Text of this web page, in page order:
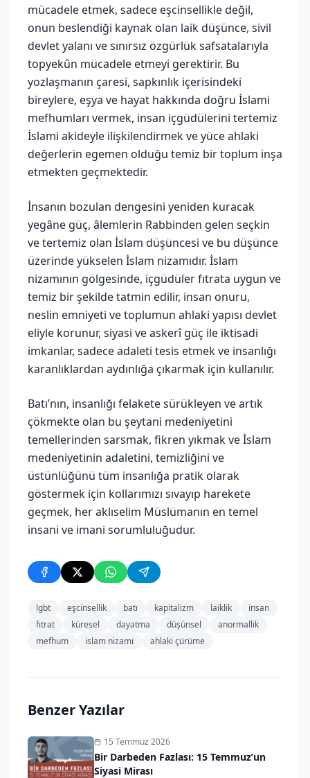
mücadele etmek, sadece eşcinsellikle değil,
onun beslendiği kaynak olan laik düşünce, sivil
devlet yalanı ve sınırsız özgürlük safsatalarıyla
topyekûn mücadele etmeyi gerektirir. Bu
yozlaşmanın çaresi, sapkınlık içerisindeki
bireylere, eşya ve hayat hakkında doğru İslami
mefhumları vermek, insan içgüdülerini tertemiz
İslami akideyle ilişkilendirmek ve yüce ahlaki
değerlerin egemen olduğu temiz bir toplum inşa
etmekten geçmektedir.
İnsanın bozulan dengesini yeniden kuracak
yegâne güç, âlemlerin Rabbinden gelen seçkin
ve tertemiz olan İslam düşüncesi ve bu düşünce
üzerinde yükselen İslam nizamıdır. İslam
nizamının gölgesinde, içgüdüler fıtrata uygun ve
temiz bir şekilde tatmin edilir, insan onuru,
neslin emniyeti ve toplumun ahlaki yapısı devlet
eliyle korunur, siyasi ve askerî güç ile iktisadi
imkanlar, sadece adaleti tesis etmek ve insanlığı
karanlıklardan aydınlığa çıkarmak için kullanılır.
Batı’nın, insanlığı felakete sürükleyen ve artık
çökmekte olan bu şeytani medeniyetini
temellerinden sarsmak, fikren yıkmak ve İslam
medeniyetinin adaletini, temizliğini ve
üstünlüğünü tüm insanlığa pratik olarak
göstermek için kollarımızı sıvayıp harekete
geçmek, her aklıselim Müslümanın en temel
insani ve imani sorumluluğudur.
lgbt eşcinsellik batı kapitalizm laiklik
insan
fıtrat
küresel dayatma düşünsel
anormallik
mefhum
islam nizamı ahlaki çürüme
Benzer Yazılar
15 Temmuz 2026
Bir Darbeden Fazlası: 15 Temmuz’un
Siyasi Mirası